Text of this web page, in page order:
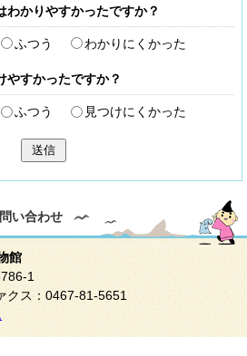
わかりやすかったですか？
ふつう わかりにくかった
やすかったですか？
ふつう 見つけにくかった
送信
い合わせ
館
1
ス：0467-81-5651